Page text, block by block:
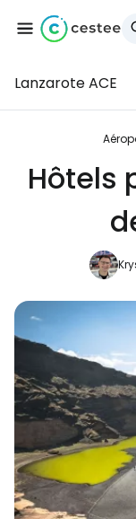
Lanzarote ACE
Hôtels
Se
... la